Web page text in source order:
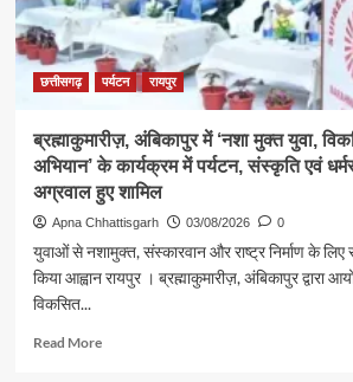
राजेश
अग्रवाल
ने
लखनपुर
में
विधि-
विधान
जलाभिषेक,
प्रदेशवासियों
शांति,
छत्तीसगढ़ पर्यटन रायपुर
ब्रह्माकुमारीज़, अंबिकापुर में ‘नशा मुक्त युवा,
अभियान’ के कार्यक्रम में पर्यटन, संस्कृति एवं
अग्रवाल हुए शामिल
Apna Chhattisgarh 03/08/2026 0
युवाओं से नशामुक्त, संस्कारवान और राष्ट्र निर्माण के लिए
किया आह्वान रायपुर । ब्रह्माकुमारीज़, अंबिकापुर द्वारा
विकसित...
Read MoreRead